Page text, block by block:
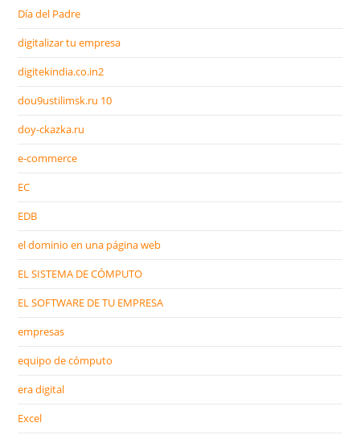
Día del Padre
digitalizar tu empresa
digitekindia.co.in2
dou9ustilimsk.ru 10
doy-ckazka.ru
e-commerce
EC
EDB
el dominio en una página web
EL SISTEMA DE CÓMPUTO
EL SOFTWARE DE TU EMPRESA
empresas
equipo de cómputo
era digital
Excel